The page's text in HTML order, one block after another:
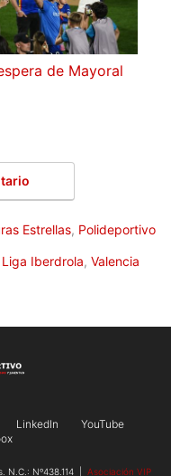
de Mayoral
Estrellas, Polideportivo
Liga Iberdrola, Valencia
LinkedIn
YouTube
N.C.: Nº438.114 | Asociación VIP